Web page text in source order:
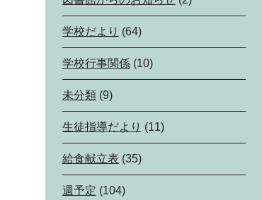
学校だより (64)
学校行事関係(10)
未分類(9)
生徒指導だより (11)
給食献立表 (35)
週予定 (104)